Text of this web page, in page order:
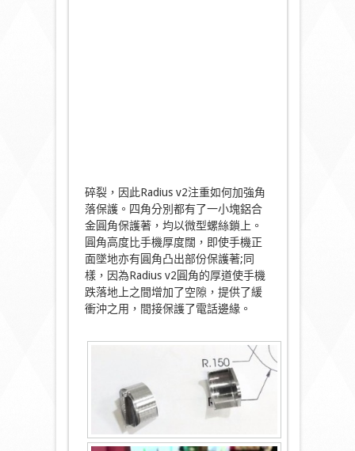
碎裂，因此Radius v2注重如何加強角
落保護。四角分別都有了一小塊鋁合
金圓角保護著，均以微型螺絲鎖上。
圓角高度比手機厚度闊，即使手機正
面墜地亦有圓角凸出部份保護著;同
樣，因為Radius v2圓角的厚道使手機
跌落地上之間增加了空隙，提供了緩
衝沖之用，間接保護了電話邊緣。